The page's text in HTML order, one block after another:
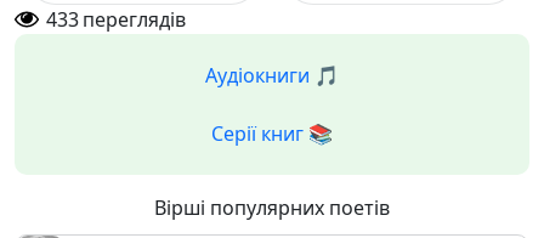
433переглядів
Аудіокниги 🎵
Серії книг 📚
Вірші популярних поетів